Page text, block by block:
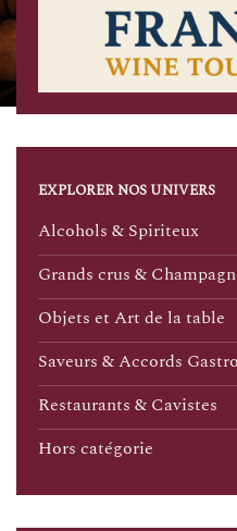
EXPLORER NOS UNIVERS
Alcohols & Spiriteux
Grands crus &
Objets et Art de la table
Saveurs & Accords
Restaurants & Cavistes
Hors catégorie